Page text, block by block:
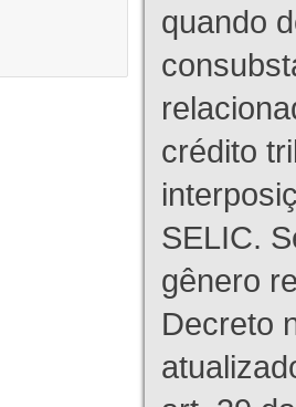
quando
crédito
SELIC.
gênero
Decreto